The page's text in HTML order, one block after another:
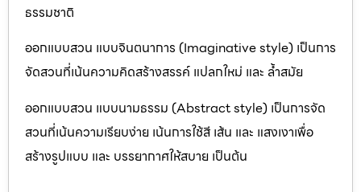
ธรรมชาติ
ออกแบบสวน แบบจินตนาการ (Imaginative style) เป็นการ
จัดสวนที่เน้นความคิดสร้างสรรค์ แปลกใหม่ และ ล้ำสมัย
ออกแบบสวน แบบนามธรรม (Abstract style) เป็นการจัด
สวนที่เน้นความเรียบง่าย เน้นการใช้สี เส้น และ แสงเงาเพื่อ
สร้างรูปแบบ และ บรรยากาศให้สบาย เป็นต้น